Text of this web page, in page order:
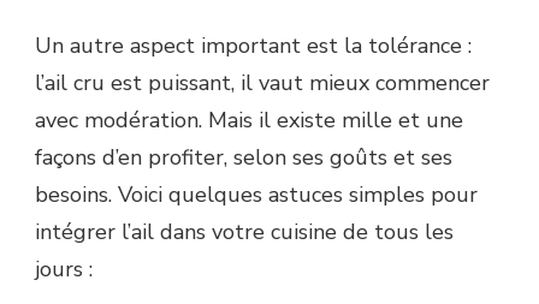
Un autre aspect important est la tolérance :
l’ail cru est puissant, il vaut mieux commencer
avec modération. Mais il existe mille et une
façons d’en profiter, selon ses goûts et ses
besoins. Voici quelques astuces simples pour
intégrer l’ail dans votre cuisine de tous les
jours :